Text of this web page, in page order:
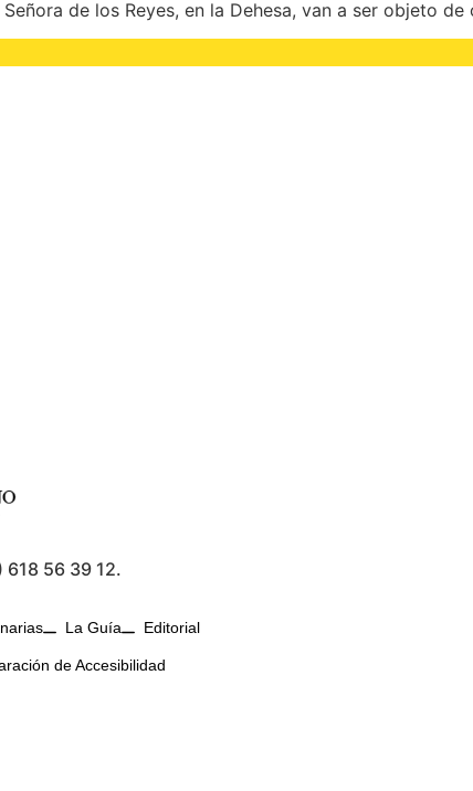
de los Reyes, en la Dehesa, van a ser objeto de
56 39 12.
La Guía Editorial
de Accesibilidad